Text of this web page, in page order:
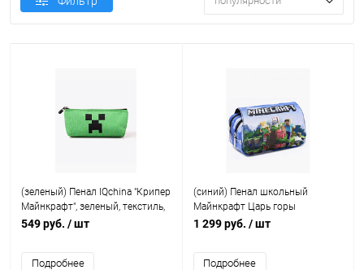
(зеленый) Пенал IQchina "Крипер
Майнкрафт", зеленый, текстиль,
молния, для школьников
549 руб. / шт
Подробнее
(синий) Пенал школьный
Майнкрафт Царь горы
(Minecraft)
1 299 руб. / шт
Подробнее